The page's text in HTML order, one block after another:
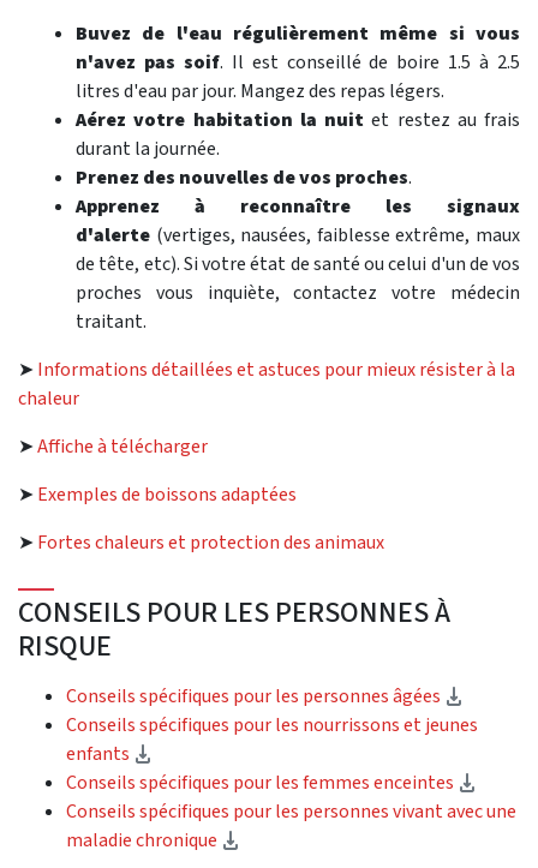
Buvez de l'eau régulièrement même si vous
n'avez pas soif. Il est conseillé de boire 1.5 à 2.5
litres d'eau par jour. Mangez des repas légers.
Aérez votre habitation la nuit et restez au frais
durant la journée.
Prenez des nouvelles de vos proches.
Apprenez à reconnaître les signaux
d'alerte (vertiges, nausées, faiblesse extrême, maux
de tête, etc). Si votre état de santé ou celui d'un de vos
proches vous inquiète, contactez votre médecin
traitant.
➤ Informations détaillées et astuces pour mieux résister à la
chaleur
➤Affiche à télécharger
➤ Exemples de boissons adaptées
➤ Fortes chaleurs et protection des animaux
CONSEILS POUR LES PERSONNES À
RISQUE
Conseils spécifiques pour les personnes âgées
Conseils spécifiques pour les nourrissons et jeunes
enfants
Conseils spécifiques pour les femmes enceintes
Conseils spécifiques pour les personnes vivant avec une
maladie chronique